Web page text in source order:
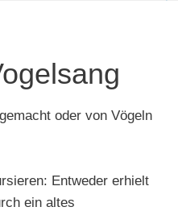
oder von Vögeln
Entweder erhielt
ein altes